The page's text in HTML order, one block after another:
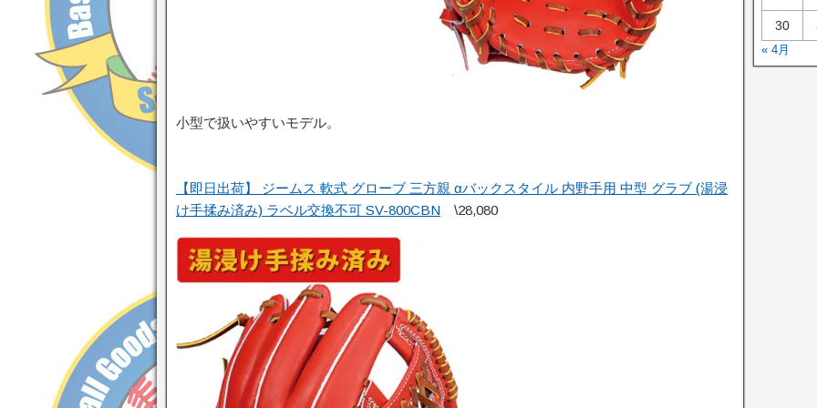
小型で扱いやすいモデル。
【即日出荷】 ジームス 軟式 グローブ 三方親 αバックスタイル 内野手用 中型 グラブ (湯浸
け手揉み済み) ラベル交換不可 SV-800CBN \28,080
30
« 4月